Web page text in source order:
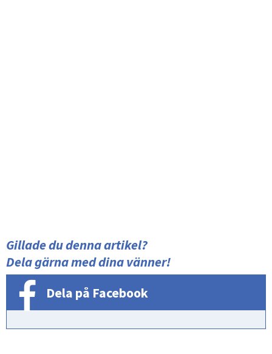
Gillade du denna artikel?
Dela gärna med dina vänner!
Dela på Facebook